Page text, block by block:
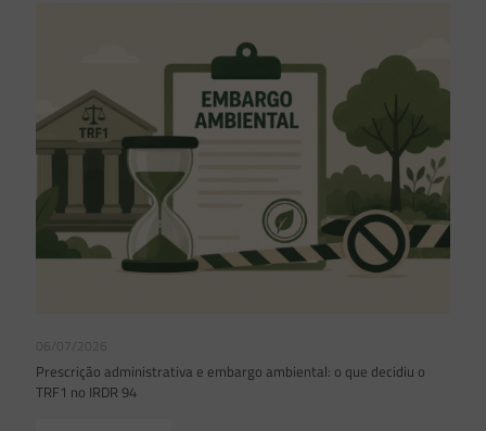
06/07/2026
Prescrição administrativa e embargo ambiental: o que decidiu o
TRF1 no IRDR 94